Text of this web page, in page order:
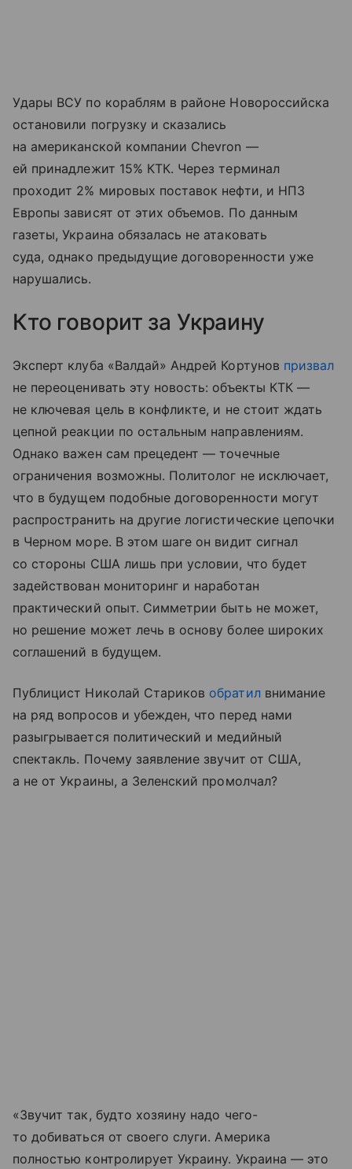
Удары ВСУ по кораблям в районе Новороссийска
остановили погрузку и сказались
на американской компании Chevron —
ей принадлежит 15% КТК. Через терминал
проходит 2% мировых поставок нефти, и НПЗ
Европы зависят от этих объемов. По данным
газеты, Украина обязалась не атаковать
суда, однако предыдущие договоренности уже
нарушались.
Кто говорит за Украину
Эксперт клуба «Валдай» Андрей Кортунов призвал
не переоценивать эту новость: объекты КТК —
не ключевая цель в конфликте, и не стоит ждать
цепной реакции по остальным направлениям.
Однако важен сам прецедент — точечные
ограничения возможны. Политолог не исключает,
что в будущем подобные договоренности могут
распространить на другие логистические цепочки
в Черном море. В этом шаге он видит сигнал
со стороны США лишь при условии, что будет
задействован мониторинг и наработан
практический опыт. Симметрии быть не может,
но решение может лечь в основу более широких
соглашений в будущем.
Публицист Николай Стариков обратилвнимание
на ряд вопросов и убежден, что перед нами
разыгрывается политический и медийный
спектакль. Почему заявление звучит от США,
а не от Украины, а Зеленский промолчал?
«Звучит так, будто хозяину надо чего-
то добиваться от своего слуги. Америка
полностью контролирует Украину. Украина — это